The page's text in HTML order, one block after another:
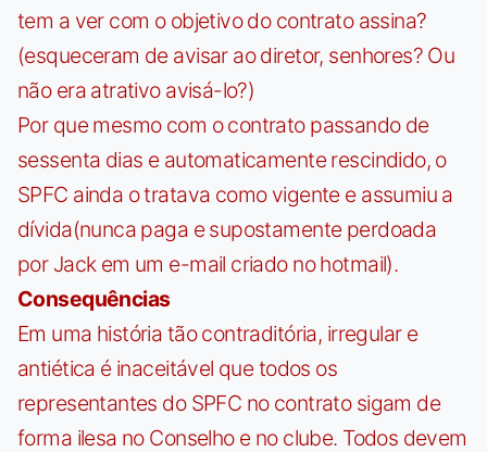
tem a ver com o objetivo do contrato assina?
(esqueceram de avisar ao diretor, senhores? Ou
não era atrativo avisá-lo?)
Por que mesmo com o contrato passando de
sessenta dias e automaticamente rescindido, o
SPFC ainda o tratava como vigente e assumiu a
dívida(nunca paga e supostamente perdoada
por Jack em um e-mail criado no hotmail).
Consequências
Em uma história tão contraditória, irregular e
antiética é inaceitável que todos os
representantes do SPFC no contrato sigam de
forma ilesa no Conselho e no clube. Todos devem